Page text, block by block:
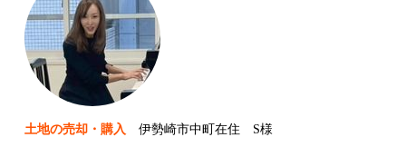
土地の売却・購入 伊勢崎市中町在住 S様